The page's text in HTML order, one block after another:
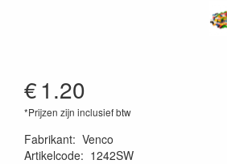
€1.20
*Prijzen zijn inclusief btw
Fabrikant: Venco
Artikelcode: 1242SW